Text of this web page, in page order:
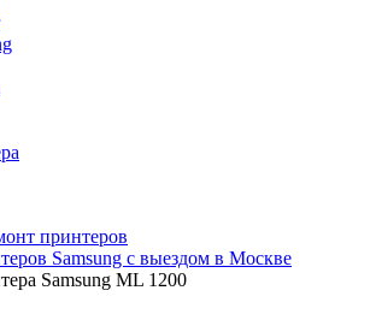
принтеров
Samsung с выездом в Москве
Samsung ML 1200